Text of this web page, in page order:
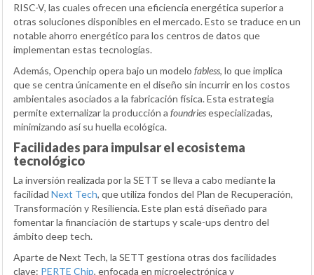
RISC-V, las cuales ofrecen una eficiencia energética superior a
otras soluciones disponibles en el mercado. Esto se traduce en un
notable ahorro energético para los centros de datos que
implementan estas tecnologías.
Además, Openchip opera bajo un modelo fabless, lo que implica
que se centra únicamente en el diseño sin incurrir en los costos
ambientales asociados a la fabricación física. Esta estrategia
permite externalizar la producción a foundriesespecializadas,
minimizando así su huella ecológica.
Facilidades para impulsar el ecosistema
tecnológico
La inversión realizada por la SETT se lleva a cabo mediante la
facilidad Next Tech, que utiliza fondos del Plan de Recuperación,
Transformación y Resiliencia. Este plan está diseñado para
fomentar la financiación de startups y scale-ups dentro del
ámbito deep tech.
Aparte de Next Tech, la SETT gestiona otras dos facilidades
clave: PERTE Chip, enfocada en microelectrónica y